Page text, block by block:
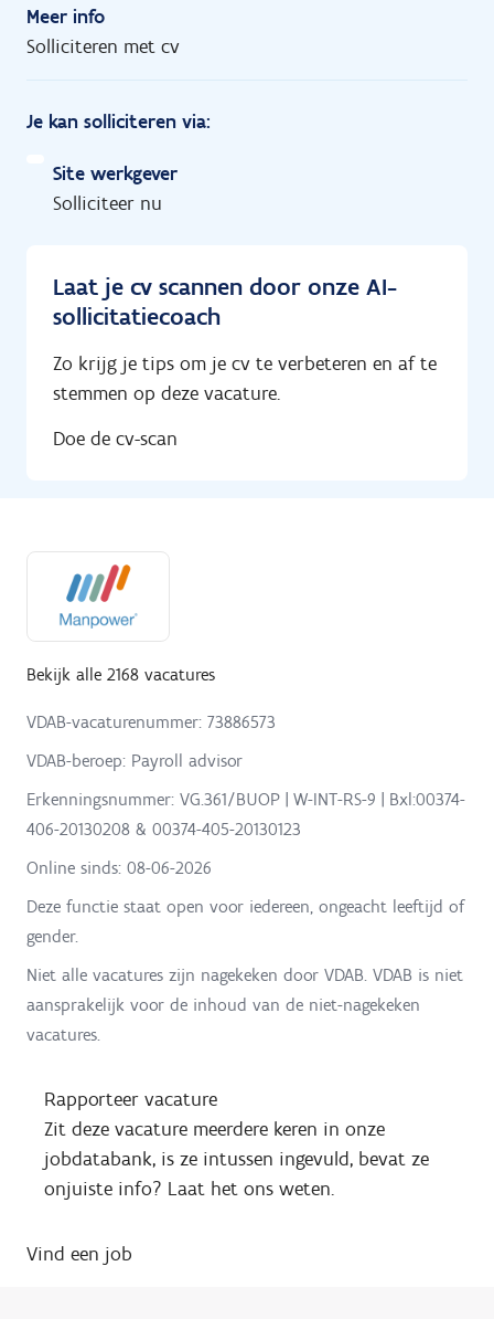
Meer info
Solliciteren met cv
Je kan solliciteren via:
Site werkgever
Solliciteer nu
Laat je cv scannen door onze AI-
sollicitatiecoach
Zo krijg je tips om je cv te verbeteren en af te
stemmen op deze vacature.
Doe de cv-scan
Bekijk alle 2168 vacatures
VDAB-vacaturenummer: 73886573
VDAB-beroep: Payroll advisor
Erkenningsnummer: VG.361/BUOP | W-INT-RS-9 | Bxl:00374-
406-20130208 & 00374-405-20130123
Online sinds: 08-06-2026
Deze functie staat open voor iedereen, ongeacht leeftijd of
gender.
Niet alle vacatures zijn nagekeken door VDAB. VDAB is niet
aansprakelijk voor de inhoud van de niet-nagekeken
vacatures.
Rapporteer vacature
Zit deze vacature meerdere keren in onze
jobdatabank, is ze intussen ingevuld, bevat ze
onjuiste info? Laat het ons weten.
Vind een job